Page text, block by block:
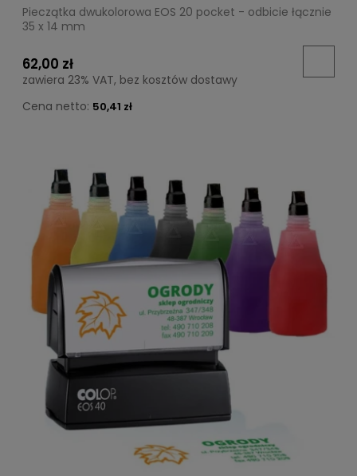
Pieczątka dwukolorowa EOS 20 pocket - odbicie łącznie
35 x 14 mm
62,00 zł
zawiera 23% VAT, bez kosztów dostawy
Cena netto: 50,41 zł